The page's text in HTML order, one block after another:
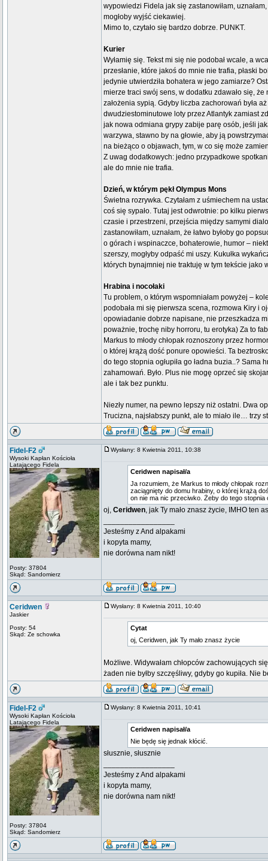
wypowiedzi Fidela jak się zastanowiłam,
mogłoby wyjść ciekawiej.
Mimo to, czytało się bardzo dobrze. PUNKT.
Kurier
Wyłamię się. Tekst mi się nie podobał wcale, a
przesłanie, które jakoś do mnie nie trafia, płaski
jedynie utwierdziła bohatera w jego zamiarze?
mierze traci swój sens, w dodatku zdawało się,
założenia sypią. Gdyby liczba zachorowań była
dwudziestominutowe loty przez Atlantyk zamiast
jak nowa odmiana grypy zabije parę osób, jeśli
warzywa, stawno by na głowie, aby ją
na bieżąco o objawach, tym, w co się może
Z uwag dodatkowych: jedno przypadkowe
ale do mnie nie trafia.
Dzień, w którym pękł Olympus Mons
Świetna rozrywka. Czytałam z uśmiechem na
coś się sypało. Tutaj jest odwrotnie: po kilku
czasie i przestrzeni, przejścia między samymi
zastanowiłam, uznałam, że łatwo byłoby go
o górach i wspinaczce, bohaterowie, humor –
szerszy, mogłyby odpaść mi uszy. Kukułka
których bynajmniej nie traktuję w tym tekście jako
Hrabina i nocołaki
Tu problem, o którym wspomniałam powyżej –
podobała mi się pierwsza scena, rozmowa Kiry i
opowiadanie dobrze napisane, nie przeszkadza
poważnie, trochę niby horroru, tu erotyka) Za to
Markus to młody chłopak roznoszony przez
o której krążą dość ponure opowieści. Ta
do tego stopnia ogłupiła go ładna buzia..?
zahamowań. Było. Plus nie mogę oprzeć się
ale i tak bez punktu.
Niezły numer, na pewno lepszy niż ostatni. Dwa
Trucizna, najsłabszy punkt, ale to miało ile…
Fidel-F2
Wysoki Kapłan Kościoła
Latającego Fidela
Posty: 37804
Skąd: Sandomierz
Wysłany: 8 Kwietnia 2011, 10:38
Ceridwen napisał/a
Ja rozumiem, że Markus to młody chłopak
zaciągnięty do domu hrabiny, o której krążą
on nie ma nic przeciwko. Żeby do tego stopnia
oj, Ceridwen, jak Ty mało znasz życie, IMHO ten
Jesteśmy z And alpakami
i kopyta mamy,
nie dorówna nam nikt!
Ceridwen
Jaskier
Posty: 54
Skąd: Ze schowka
Wysłany: 8 Kwietnia 2011, 10:40
Cytat
oj, Ceridwen, jak Ty mało znasz życie
Możliwe. Widywałam chłopców zachowujących
żaden nie byłby szczęśliwy, gdyby go kupiła. Nie
Fidel-F2
Wysoki Kapłan Kościoła
Latającego Fidela
Posty: 37804
Skąd: Sandomierz
Wysłany: 8 Kwietnia 2011, 10:41
Ceridwen napisał/a
Nie będę się jednak kłócić.
słusznie, słusznie
Jesteśmy z And alpakami
i kopyta mamy,
nie dorówna nam nikt!